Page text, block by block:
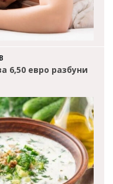
6,50 евро разбуни